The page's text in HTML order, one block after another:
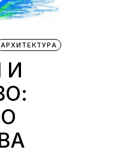
АРХИТЕКТУРА
И